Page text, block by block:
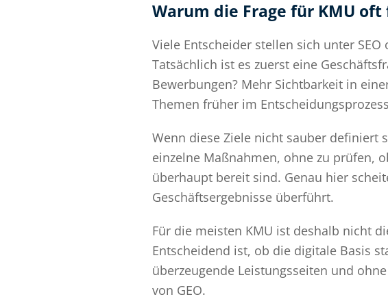
Warum die Frage für KMU
Viele Entscheider stellen sich unter
Tatsächlich ist es zuerst eine
Bewerbungen? Mehr Sichtbarkeit in
Themen früher im
Wenn diese Ziele nicht sauber definiert
einzelne Maßnahmen, ohne zu prüfen,
überhaupt bereit sind. Genau hier
Geschäftsergebnisse überführt.
Für die meisten KMU ist deshalb nicht
Entscheidend ist, ob die digitale Basis
überzeugende Leistungsseiten und
von GEO.